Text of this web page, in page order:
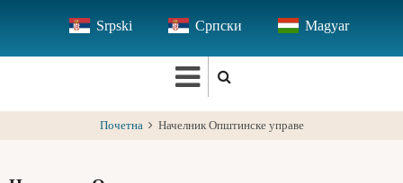
main
Srpski Српски Magyar
Почетна Начелник Општинске управе